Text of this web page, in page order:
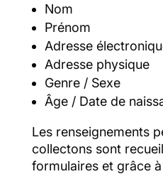
Nom
Prénom
Adresse
Adresse physique
Genre / Sexe
Âge / Date de
Les renseignements
collectons sont
formulaires et grâce